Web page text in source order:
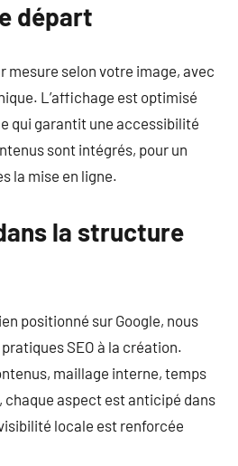
départ
mesure selon votre image, avec
L’affichage est optimisé
qui garantit une accessibilité
sont intégrés, pour un
la mise en ligne.
la structure
positionné sur Google, nous
SEO à la création.
maillage interne, temps
chaque aspect est anticipé dans
locale est renforcée